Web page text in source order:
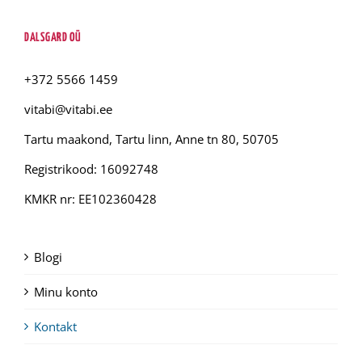
DALSGARD OÜ
+372 5566 1459
vitabi@vitabi.ee
Tartu maakond, Tartu linn, Anne tn 80, 50705
Registrikood: 16092748
KMKR nr: EE102360428
Blogi
Minu konto
Kontakt